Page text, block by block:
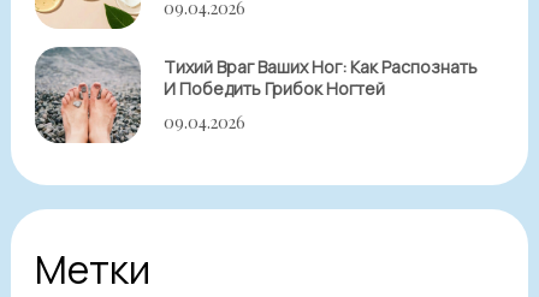
09.04.2026
Тихий Враг Ваших Ног: Как Распознать
И Победить Грибок Ногтей
09.04.2026
Метки